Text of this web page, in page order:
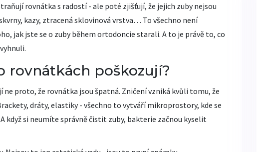
rovnátka s radostí - ale poté zjišťují, že jejich zuby nejsou
kazy, ztracená sklovinová vrstva… To všechno není
jak jste se o zuby během ortodoncie starali. A to je právě to, co
rovnátkách poškozují?
ne proto, že rovnátka jsou špatná. Zničení vzniká kvůli tomu, že
dráty, elastiky - všechno to vytváří mikroprostory, kde se
když si neumíte správně čistit zuby, bakterie začnou kyselit